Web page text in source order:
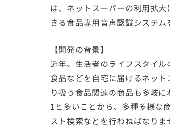
は、ネットスーパーの利用拡
きる食品専用音声認識システム
【開発の背景】
近年、生活者のライフスタイ
食品などを自宅に届けるネッ
り扱う食品関連の商品も多岐
1と多いことから、多種多様な
スト検索などを行わねばなり